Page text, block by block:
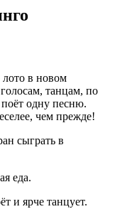
в новом
танцам, по
поёт одну песню.
чем прежде!
сыграть в
еда.
и ярче танцует.